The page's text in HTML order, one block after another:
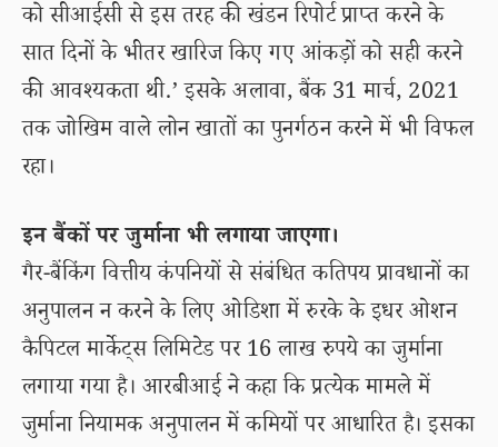
को सीआईसी से इस तरह की खंडन रिपोर्ट प्राप्त करने के
सात दिनों के भीतर खारिज किए गए आंकड़ों को सही करने
की आवश्यकता थी.’ इसके अलावा, बैंक 31 मार्च, 2021
तक जोखिम वाले लोन खातों का पुनर्गठन करने में भी विफल
रहा।
इन बैंकों पर जुर्माना भी लगाया जाएगा।
गैर-बैंकिंग वित्तीय कंपनियों से संबंधित कतिपय प्रावधानों का
अनुपालन न करने के लिए ओडिशा में रुरके के इधर ओशन
कैपिटल मार्केट्स लिमिटेड पर 16 लाख रुपये का जुर्माना
लगाया गया है। आरबीआई ने कहा कि प्रत्येक मामले में
जुर्माना नियामक अनुपालन में कमियों पर आधारित है। इसका